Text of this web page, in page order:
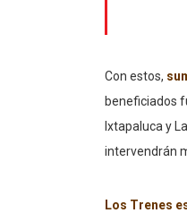
Con estos,
beneficiados
Ixtapaluca y
intervendrán
Los Trenes